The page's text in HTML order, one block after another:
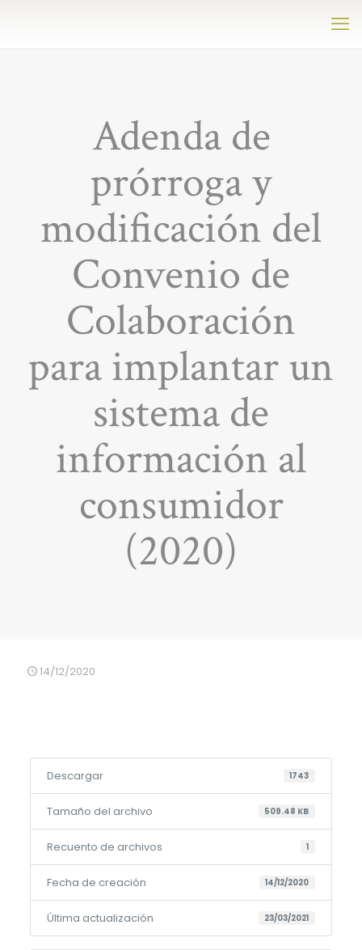
Adenda de
prórroga y
modificación del
Convenio de
Colaboración
para implantar un
sistema de
información al
consumidor
(2020)
14/12/2020
Descargar 1743
Tamaño del archivo 509.48 KB
Recuento de archivos 1
Fecha de creación 14/12/2020
Última actualización 23/03/2021